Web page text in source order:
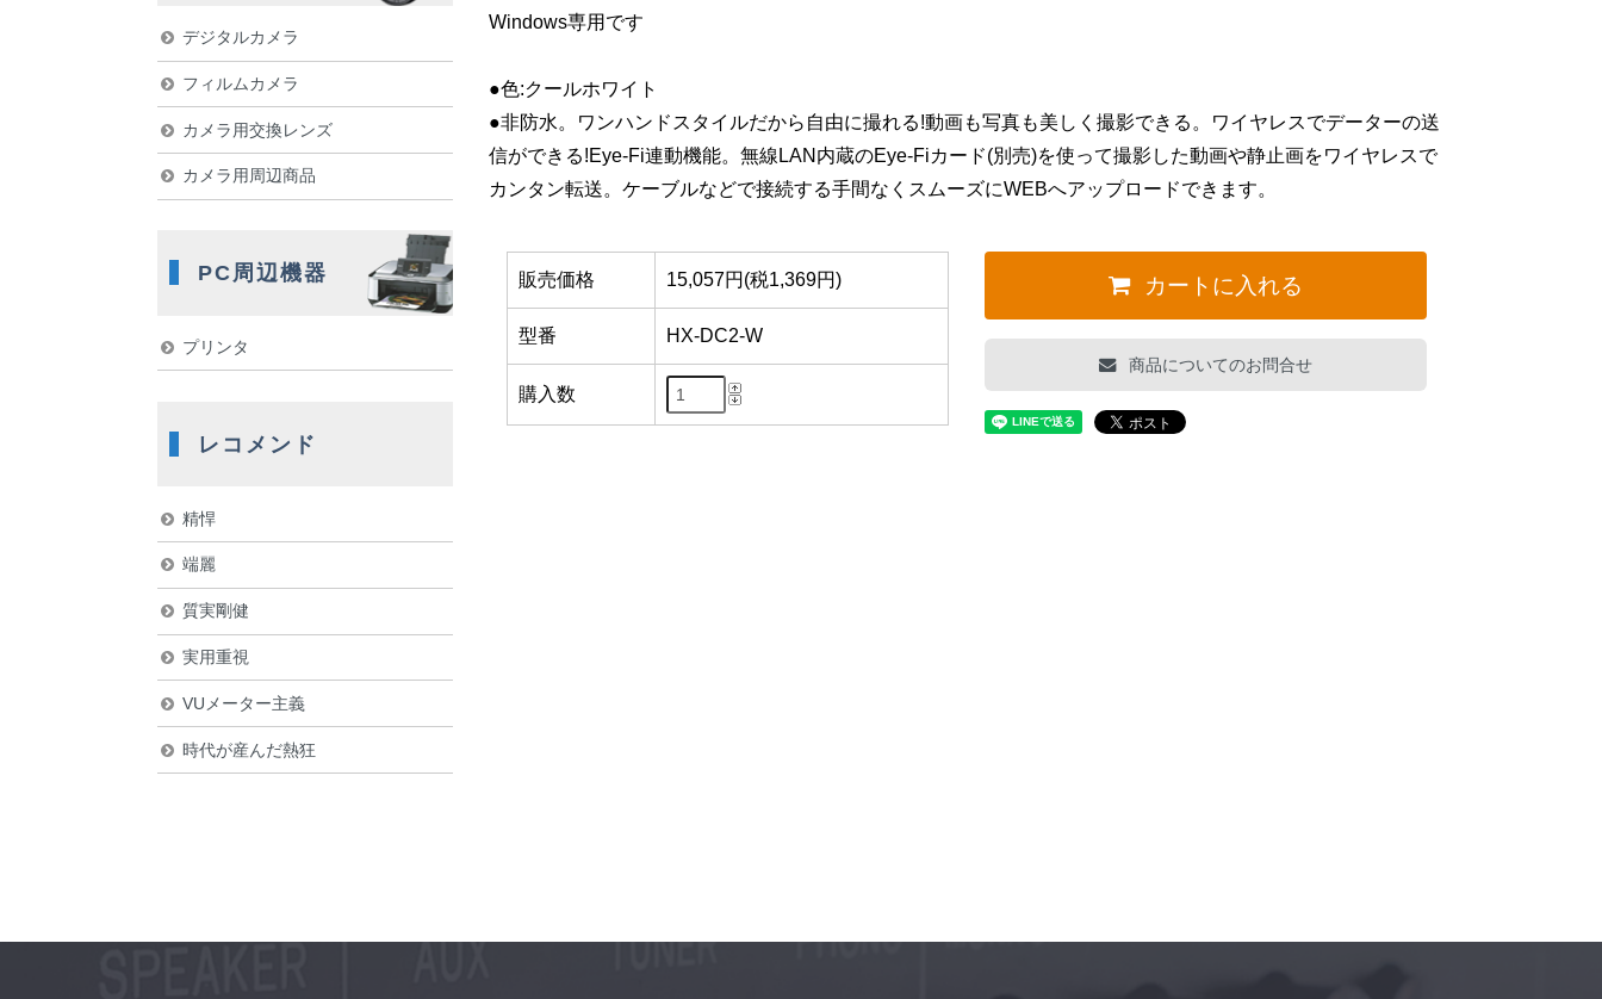
Windows専用です
●色:クールホワイト
●非防水。ワンハンドスタイルだから自由に撮れる!動画も写真も美しく撮影できる。ワイヤレスでデーターの送
信ができる!Eye-Fi連動機能。無線LAN内蔵のEye-Fiカード(別売)を使って撮影した動画や静止画をワイヤレスで
カンタン転送。ケーブルなどで接続する手間なくスムーズにWEBへアップロードできます。
販売価格 15,057円(税1,369円)
型番 HX-DC2-W
購入数
カートに入れる
商品についてのお問合せ
デジタルカメラ
フィルムカメラ
カメラ用交換レンズ
カメラ用周辺商品
PC周辺機器
プリンタ
レコメンド
精悍
端麗
質実剛健
実用重視
VUメーター主義
時代が産んだ熱狂